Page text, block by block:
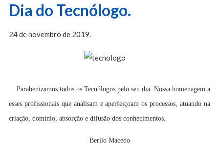
Dia do Tecnólogo.
24 de novembro de 2019.
Parabenizamos todos os Tecnólogos pelo seu dia. Nossa homenagem a
esses profissionais que analisam e aperfeiçoam os processos, atuando na
criação, domínio, absorção e difusão dos conhecimentos.
Berilo Macedo